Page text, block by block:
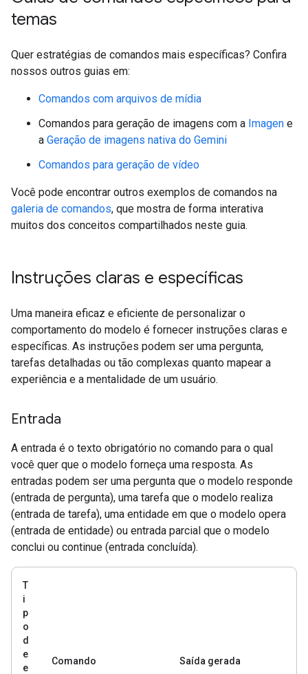
temas
Quer estratégias de comandos mais específicas? Confira
nossos outros guias em:
Comandos com arquivos de mídia
Comandos para geração de imagens com a Imagen e
a Geração de imagens nativa do Gemini
Comandos para geração de vídeo
Você pode encontrar outros exemplos de comandos na
galeria de comandos, que mostra de forma interativa
muitos dos conceitos compartilhados neste guia.
Instruções claras e específicas
Uma maneira eficaz e eficiente de personalizar o
comportamento do modelo é fornecer instruções claras e
específicas. As instruções podem ser uma pergunta,
tarefas detalhadas ou tão complexas quanto mapear a
experiência e a mentalidade de um usuário.
Entrada
A entrada é o texto obrigatório no comando para o qual
você quer que o modelo forneça uma resposta. As
entradas podem ser uma pergunta que o modelo responde
(entrada de pergunta), uma tarefa que o modelo realiza
(entrada de tarefa), uma entidade em que o modelo opera
(entrada de entidade) ou entrada parcial que o modelo
conclui ou continue (entrada concluída).
T
i
p
o
d
e
e
Comando Saída gerada